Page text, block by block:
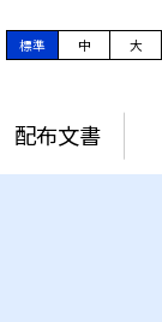
標準 中 大
配布文書